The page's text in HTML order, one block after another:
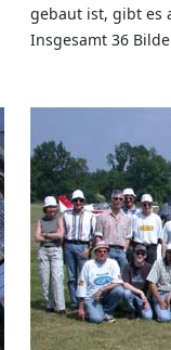
gebaut ist, gibt es
Insgesamt 36